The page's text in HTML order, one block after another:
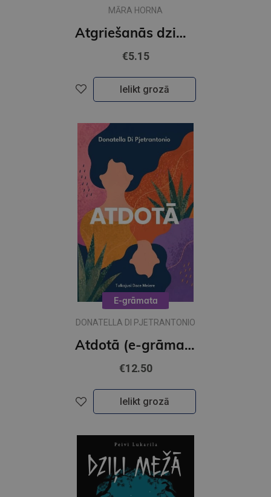
MĀRA HORNA
Atgriešanās dzimtenē (e-grāmata)
€5.15
Ielikt grozā
E-grāmata
DONATELLA DI PJETRANTONIO
Atdotā (e-grāmata)
€12.50
Ielikt grozā